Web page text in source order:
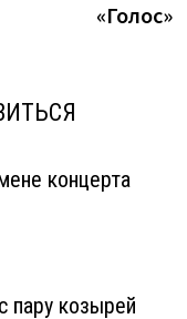
«Голос»
концерта
пару козырей